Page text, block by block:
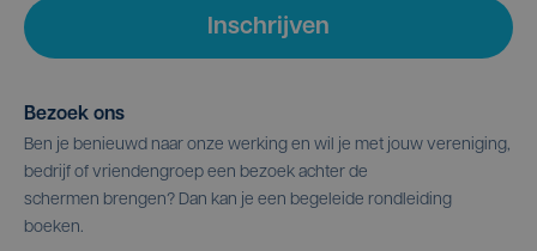
Inschrijven
Bezoek ons
Ben je benieuwd naar onze werking en wil je met jouw vereniging,
bedrijf of vriendengroep een bezoek achter de
schermen brengen? Dan kan je een begeleide rondleiding
boeken.